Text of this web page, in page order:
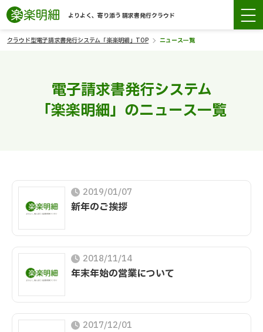
よりよく、寄り添う 請求書発行クラウド
クラウド型電子請求書発行システム「楽楽明細」TOP ニュース一覧
電子請求書発行システム
「楽楽明細」のニュース一覧
2019/01/07
新年のご挨拶
2018/11/14
年末年始の営業について
2017/12/01